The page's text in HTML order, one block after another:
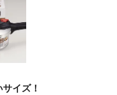
イズ！